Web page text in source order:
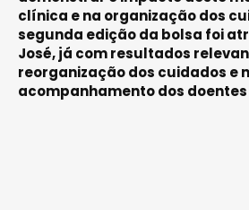
clínica e na organização dos
segunda edição da bolsa foi
José, já com resultados
reorganização dos cuidados e
acompanhamento dos